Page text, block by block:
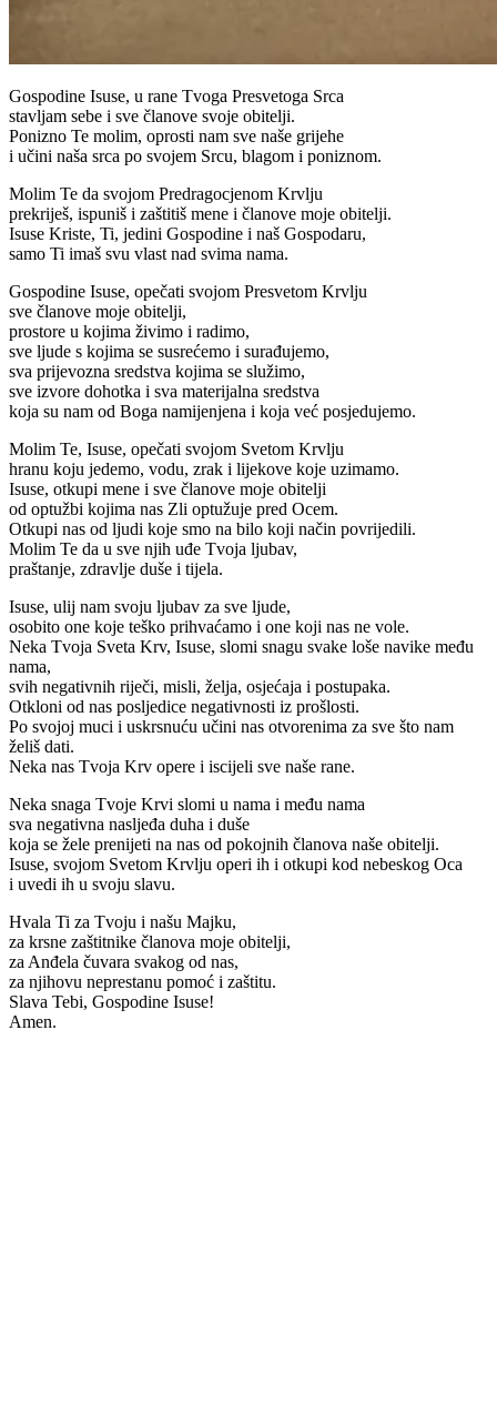
Gospodine Isuse, u rane Tvoga Presvetoga Srca
stavljam sebe i sve članove svoje obitelji.
Ponizno Te molim, oprosti nam sve naše grijehe
i učini naša srca po svojem Srcu, blagom i poniznom.
Molim Te da svojom Predragocjenom Krvlju
prekriješ, ispuniš i zaštitiš mene i članove moje obitelji.
Isuse Kriste, Ti, jedini Gospodine i naš Gospodaru,
samo Ti imaš svu vlast nad svima nama.
Gospodine Isuse, opečati svojom Presvetom Krvlju
sve članove moje obitelji,
prostore u kojima živimo i radimo,
sve ljude s kojima se susrećemo i surađujemo,
sva prijevozna sredstva kojima se služimo,
sve izvore dohotka i sva materijalna sredstva
koja su nam od Boga namijenjena i koja već posjedujemo.
Molim Te, Isuse, opečati svojom Svetom Krvlju
hranu koju jedemo, vodu, zrak i lijekove koje uzimamo.
Isuse, otkupi mene i sve članove moje obitelji
od optužbi kojima nas Zli optužuje pred Ocem.
Otkupi nas od ljudi koje smo na bilo koji način povrijedili.
Molim Te da u sve njih uđe Tvoja ljubav,
praštanje, zdravlje duše i tijela.
Isuse, ulij nam svoju ljubav za sve ljude,
osobito one koje teško prihvaćamo i one koji nas ne vole.
Neka Tvoja Sveta Krv, Isuse, slomi snagu svake loše navike među
nama,
svih negativnih riječi, misli, želja, osjećaja i postupaka.
Otkloni od nas posljedice negativnosti iz prošlosti.
Po svojoj muci i uskrsnuću učini nas otvorenima za sve što nam
želiš dati.
Neka nas Tvoja Krv opere i iscijeli sve naše rane.
Neka snaga Tvoje Krvi slomi u nama i među nama
sva negativna nasljeđa duha i duše
koja se žele prenijeti na nas od pokojnih članova naše obitelji.
Isuse, svojom Svetom Krvlju operi ih i otkupi kod nebeskog Oca
i uvedi ih u svoju slavu.
Hvala Ti za Tvoju i našu Majku,
za krsne zaštitnike članova moje obitelji,
za Anđela čuvara svakog od nas,
za njihovu neprestanu pomoć i zaštitu.
Slava Tebi, Gospodine Isuse!
Amen.